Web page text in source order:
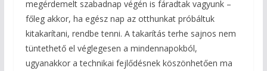
megérdemelt szabadnap végén is fáradtak vagyunk –
főleg akkor, ha egész nap az otthunkat próbáltuk
kitakarítani, rendbe tenni. A takarítás terhe sajnos nem
tüntethető el véglegesen a mindennapokból,
ugyanakkor a technikai fejlődésnek köszönhetően ma